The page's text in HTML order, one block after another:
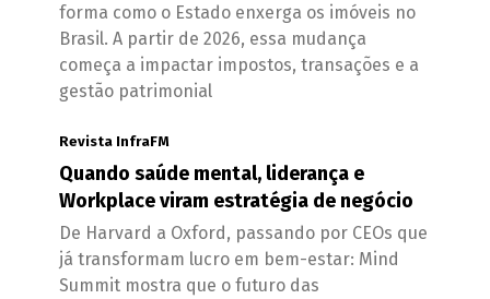
forma como o Estado enxerga os imóveis no
Brasil. A partir de 2026, essa mudança
começa a impactar impostos, transações e a
gestão patrimonial
Revista InfraFM
Quando saúde mental, liderança e
Workplace viram estratégia de negócio
De Harvard a Oxford, passando por CEOs que
já transformam lucro em bem-estar: Mind
Summit mostra que o futuro das